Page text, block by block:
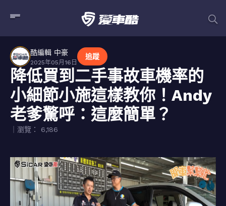
酷編輯 中豪
2025年05月16日
追蹤
降低買到二手事故車機率的
小細節小施這樣教你！Andy
老爹驚呼：這麼簡單？
｜瀏覽： 6,186